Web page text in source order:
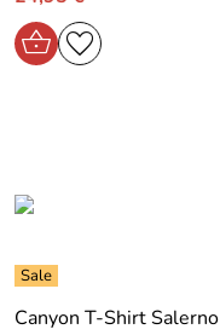
Canyon T-Shirt Salerno